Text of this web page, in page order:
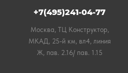
+7(495)241-04-77
Москва, ТЦ Конструктор,
МКАД, 25-й км, вл4, линия
Ж, пав. 2.16/ пав. 1.15